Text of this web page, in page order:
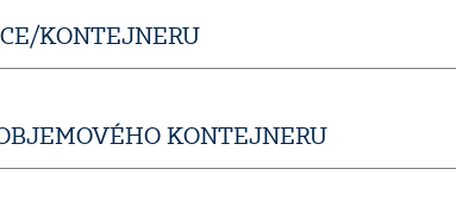
KONTEJNERU
KONTEJNERU